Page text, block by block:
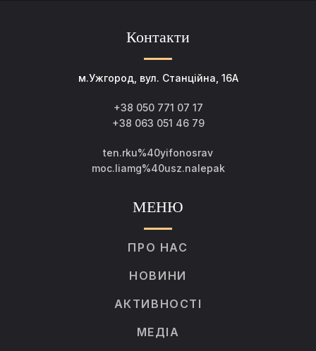
Контакти
м.Ужгород, вул. Станційна, 16А
+38 050 771 07 17
+38 063 051 46 79
ten.rku%40yifonosrav
moc.liamg%40usz.nalepak
МЕНЮ
ПРО НАС
НОВИНИ
АКТИВНОСТІ
МЕДІА